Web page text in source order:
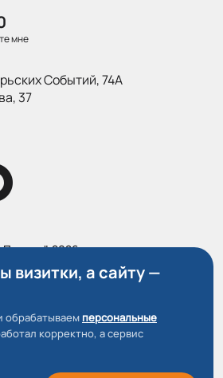
мне
Событий, 74А
37
2026
визитки, а сайту —
обрабатываем персональные
корректно, а сервис